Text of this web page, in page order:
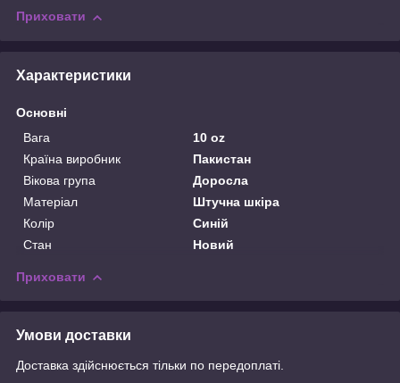
Приховати
Характеристики
Основні
Вага
10 oz
Країна виробник
Пакистан
Вікова група
Доросла
Матеріал
Штучна шкіра
Колір
Синій
Стан
Новий
Приховати
Умови доставки
Доставка здійснюється тільки по передоплаті.